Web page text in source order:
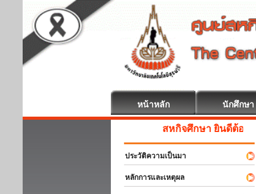
หน้าหลัก นักศึกษา
สหกิจศึกษา ยินดีต้อนรับ
ประวัติความเป็นมา
หลักการและเหตุผล